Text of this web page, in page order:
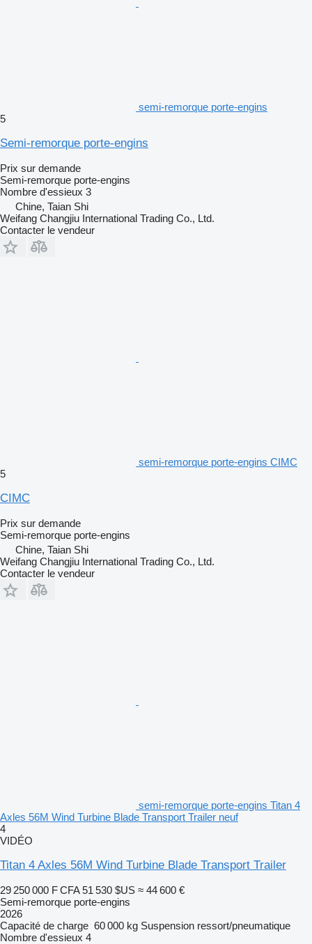
semi-remorque porte-engins
5
Semi-remorque porte-engins
Prix sur demande
Semi-remorque porte-engins
Nombre d'essieux 3
Chine, Taian Shi
Weifang Changjiu International Trading Co., Ltd.
Contacter le vendeur
semi-remorque porte-engins CIMC
5
CIMC
Prix sur demande
Semi-remorque porte-engins
Chine, Taian Shi
Weifang Changjiu International Trading Co., Ltd.
Contacter le vendeur
semi-remorque porte-engins Titan 4
Axles 56M Wind Turbine Blade Transport Trailer neuf
4
VIDÉO
Titan 4 Axles 56M Wind Turbine Blade Transport Trailer
29 250 000 F CFA 51 530 $US ≈ 44 600 €
Semi-remorque porte-engins
2026
Capacité de charge 60 000 kg Suspension ressort/pneumatique
Nombre d'essieux 4